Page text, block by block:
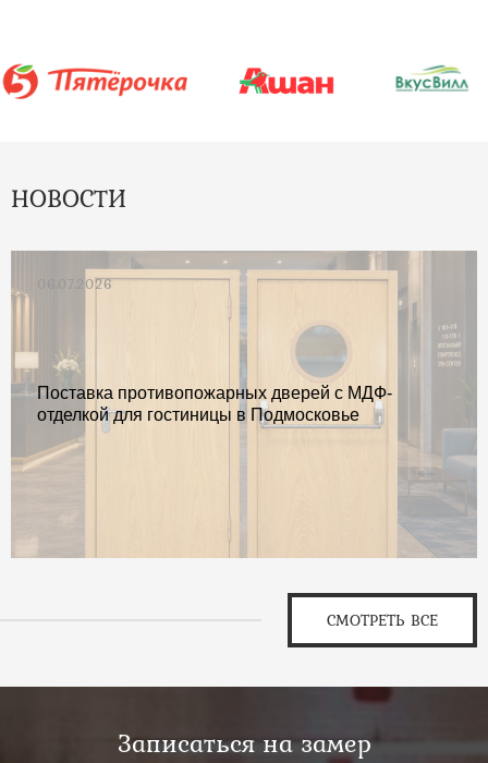
НОВОСТИ
06.07.2026
Поставка противопожарных дверей с МДФ-
отделкой для гостиницы в Подмосковье
СМОТРЕТЬ ВСЕ
Записаться на замер